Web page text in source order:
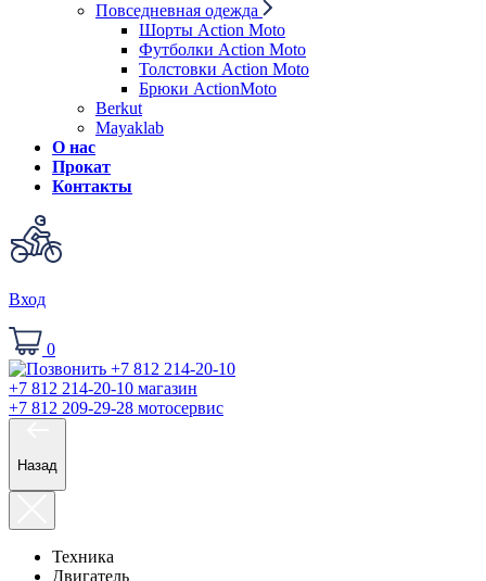
Повседневная одежда
Шорты Action Moto
Футболки Action Moto
Толстовки Action Moto
Брюки ActionMoto
Berkut
Mayaklab
О нас
Прокат
Контакты
Вход
0
+7 812 214-20-10 магазин
+7 812 209-29-28 мотосервис
Назад
Техника
Двигатель